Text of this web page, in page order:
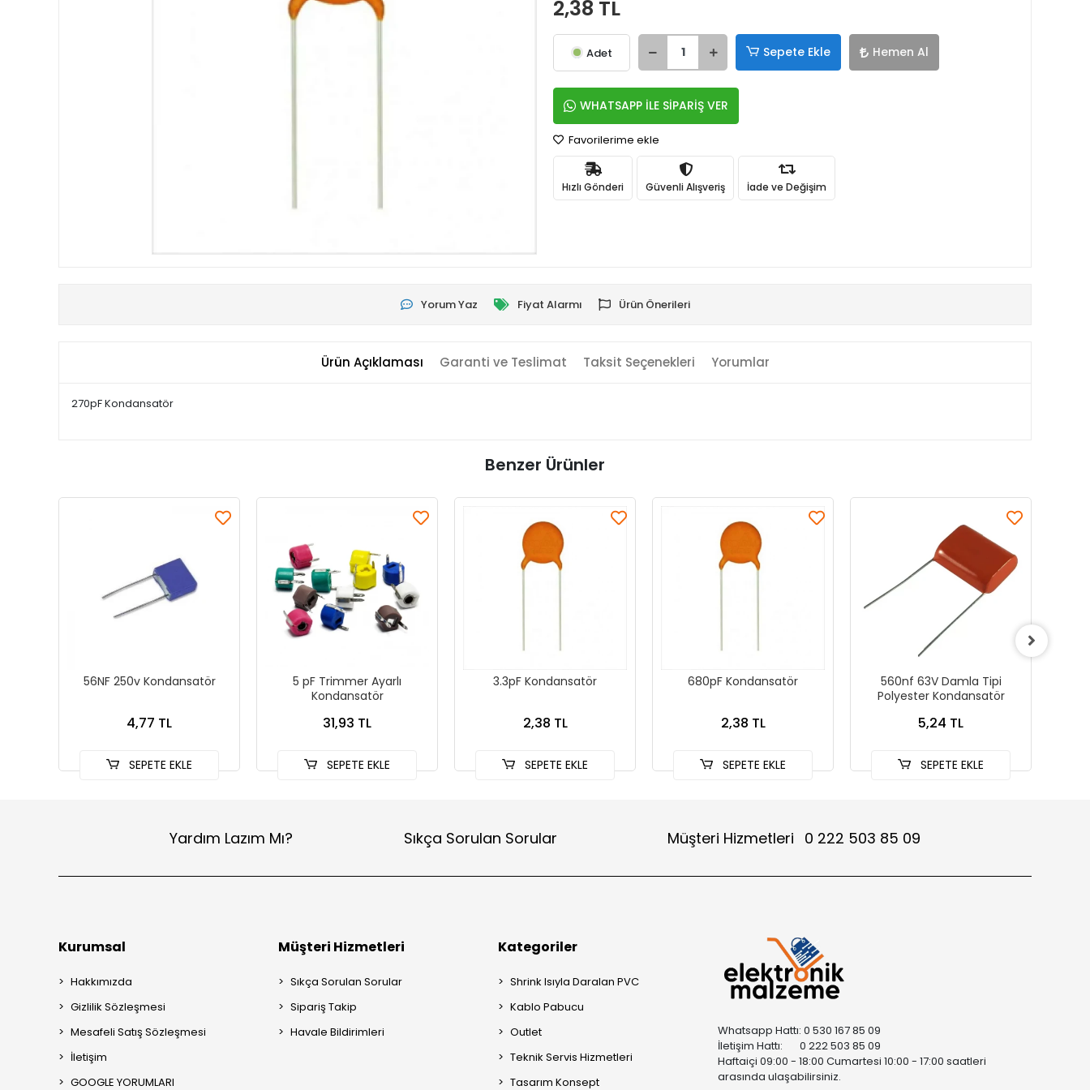
2,38 TL
Adet Sepete Ekle Hemen Al
WHATSAPP İLE SİPARİŞ VER
Favorilerime ekle
Hızlı Gönderi Güvenli Alışveriş İade ve Değişim
Yorum Yaz Fiyat Alarmı Ürün Önerileri
Ürün Açıklaması Garanti ve Teslimat Taksit Seçenekleri Yorumlar
270pF Kondansatör
Benzer Ürünler
56NF 250v Kondansatör
4,77 TL
SEPETE EKLE
5 pF Trimmer Ayarlı
Kondansatör
31,93 TL
SEPETE EKLE
3.3pF Kondansatör
2,38 TL
SEPETE EKLE
680pF Kondansatör
2,38 TL
SEPETE EKLE
560nf 63V Damla Tipi
Polyester Kondansatör
5,24 TL
SEPETE EKLE
Yardım Lazım Mı? Sıkça Sorulan Sorular Müşteri Hizmetleri 0 222 503 85 09
Kurumsal
Hakkımızda
Gizlilik Sözleşmesi
Mesafeli Satış Sözleşmesi
İletişim
GOOGLE YORUMLARI
Müşteri Hizmetleri
Sıkça Sorulan Sorular
Sipariş Takip
Havale Bildirimleri
Kategoriler
Shrink Isıyla Daralan PVC
Kablo Pabucu
Outlet
Teknik Servis Hizmetleri
Tasarım Konsept
Whatsapp Hattı: 0 530 167 85 09
İletişim Hattı: 0 222 503 85 09
Haftaiçi 09:00 - 18:00 Cumartesi 10:00 - 17:00 saatleri
arasında ulaşabilirsiniz.